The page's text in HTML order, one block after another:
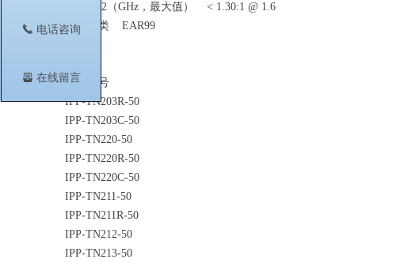
끅 电话咨询
뀣 在线留言
驻波比 2（GHz，最大值） < 1.30:1 @ 1.6
出口分类 EAR99
相关型号
IPP-TN203R-50
IPP-TN203C-50
IPP-TN220-50
IPP-TN220R-50
IPP-TN220C-50
IPP-TN211-50
IPP-TN211R-50
IPP-TN212-50
IPP-TN213-50